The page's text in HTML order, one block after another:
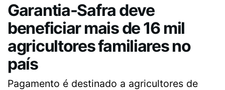
Garantia-Safra deve
beneficiar mais de 16 mil
agricultores familiares no
país
Pagamento é destinado a agricultores de